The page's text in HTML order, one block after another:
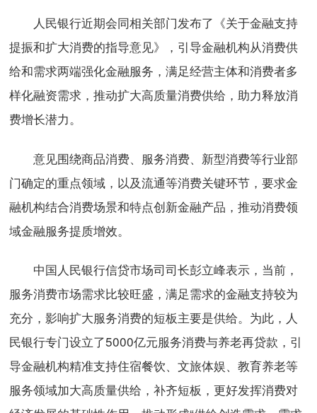
人民银行近期会同相关部门发布了《关于金融支持
提振和扩大消费的指导意见》，引导金融机构从消费供
给和需求两端强化金融服务，满足经营主体和消费者多
样化融资需求，推动扩大高质量消费供给，助力释放消
费增长潜力。
意见围绕商品消费、服务消费、新型消费等行业部
门确定的重点领域，以及流通等消费关键环节，要求金
融机构结合消费场景和特点创新金融产品，推动消费领
域金融服务提质增效。
中国人民银行信贷市场司司长彭立峰表示，当前，
服务消费市场需求比较旺盛，满足需求的金融支持较为
充分，影响扩大服务消费的短板主要是供给。为此，人
民银行专门设立了5000亿元服务消费与养老再贷款，引
导金融机构精准支持住宿餐饮、文旅体娱、教育养老等
服务领域加大高质量供给，补齐短板，更好发挥消费对